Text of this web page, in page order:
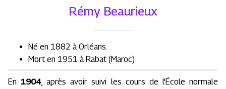
Rémy Beaurieux
Né en 1882 à Orléans.
Mort en 1951 à Rabat (Maroc)
En1904 , après avoir suivi les cours de l'École normale